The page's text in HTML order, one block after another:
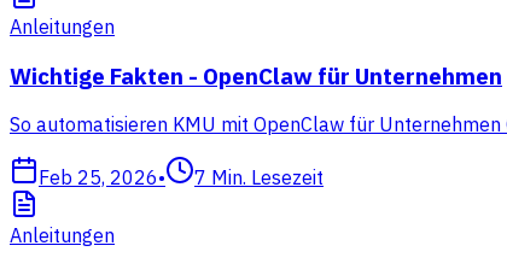
Anleitungen
Wichtige Fakten - OpenClaw für Unternehmen
So automatisieren KMU mit OpenClaw für
Feb 25, 2026• 7 Min. Lesezeit
Anleitungen